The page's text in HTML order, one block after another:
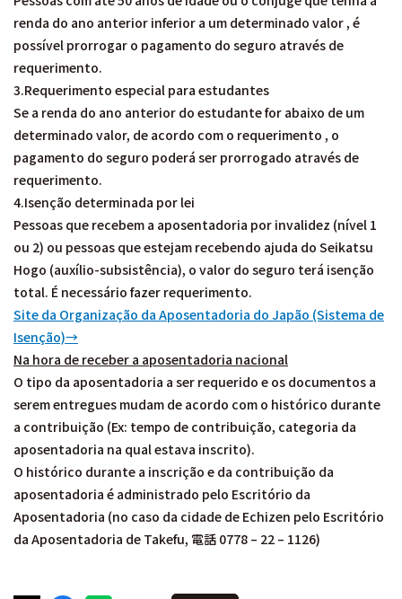
renda do ano anterior inferior a um determinado valor , é
possível prorrogar o pagamento do seguro através de
requerimento.
3.Requerimento especial para estudantes
Se a renda do ano anterior do estudante for abaixo de um
determinado valor, de acordo com o requerimento , o
pagamento do seguro poderá ser prorrogado através de
requerimento.
4.Isenção determinada por lei
Pessoas que recebem a aposentadoria por invalidez (nível 1
ou 2) ou pessoas que estejam recebendo ajuda do Seikatsu
Hogo (auxílio-subsistência), o valor do seguro terá isenção
total. É necessário fazer requerimento.
Site da Organização da Aposentadoria do Japão (Sistema de
Isenção)→
Na hora de receber a aposentadoria nacional
O tipo da aposentadoria a ser requerido e os documentos a
serem entregues mudam de acordo com o histórico durante
a contribuição (Ex: tempo de contribuição, categoria da
aposentadoria na qual estava inscrito).
O histórico durante a inscrição e da contribuição da
aposentadoria é administrado pelo Escritório da
Aposentadoria (no caso da cidade de Echizen pelo Escritório
da Aposentadoria de Takefu, 電話 0778 – 22 – 1126)